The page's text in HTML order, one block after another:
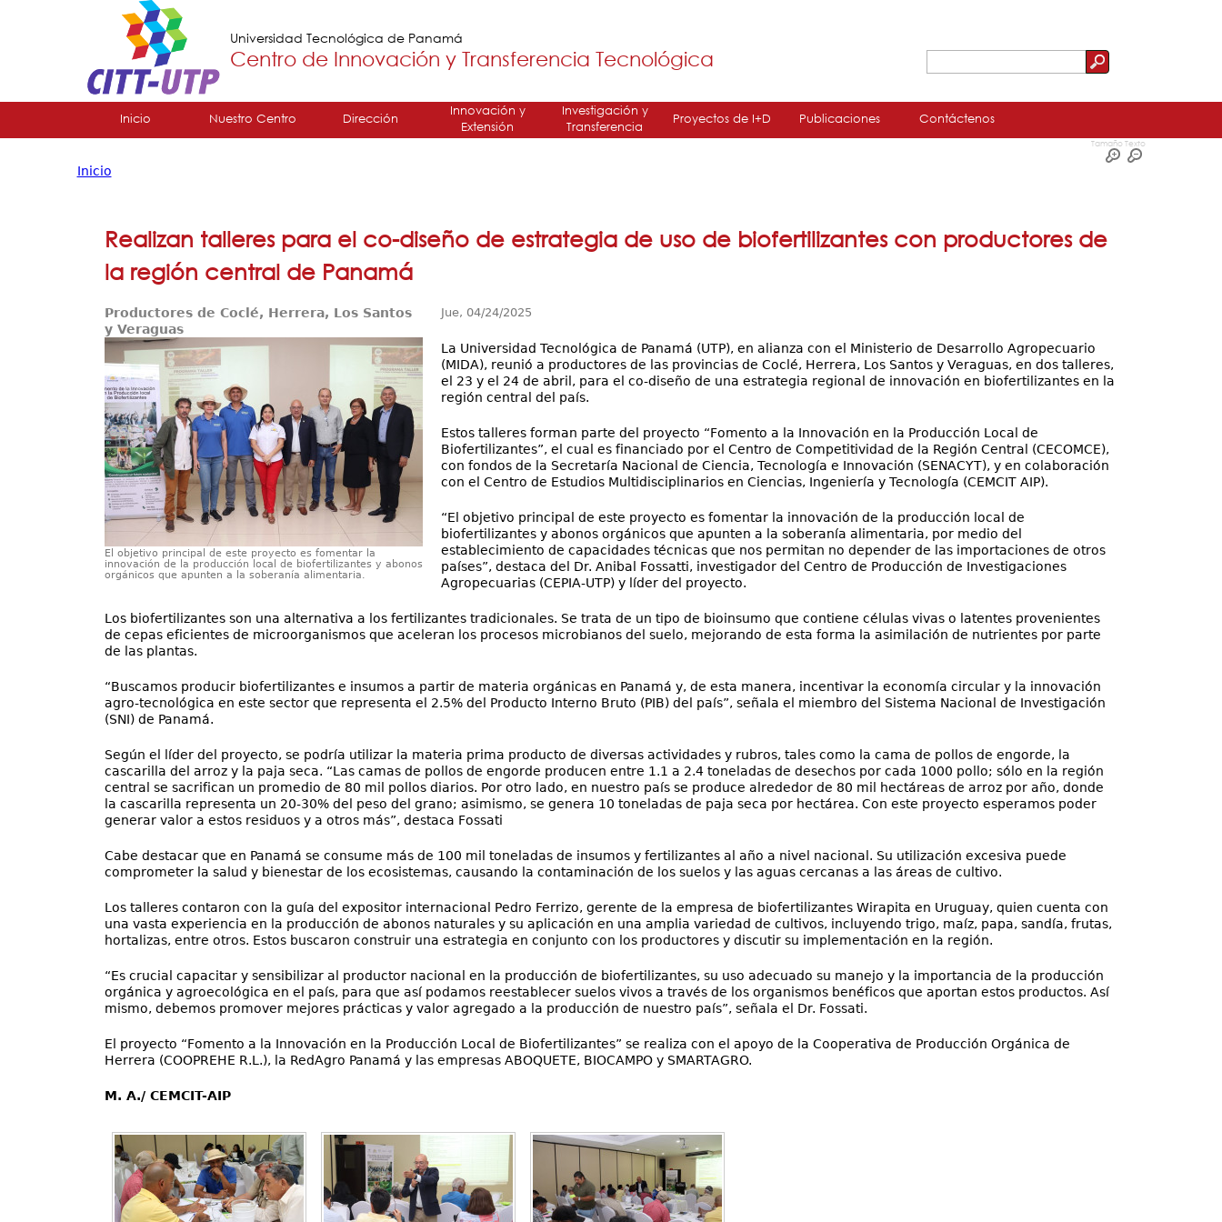
de
Universidad Tecnológica de Panamá
Centro de Innovación y Transferencia Tecnológica
Tropical
Principal
Inicio Nuestro Centro Dirección
Innovación y
Extensión
Investigación y
Transferencia
Proyectos de I+D Publicaciones Contáctenos
Tamaño Texto
está
aquí
Inicio
Realizan talleres para el co-diseño de estrategia de uso de biofertilizantes con productores de
la región central de Panamá
Productores de Coclé, Herrera, Los Santos
y Veraguas
El objetivo principal de este proyecto es fomentar la
innovación de la producción local de biofertilizantes y abonos
orgánicos que apunten a la soberanía alimentaria.
Jue, 04/24/2025
La Universidad Tecnológica de Panamá (UTP), en alianza con el Ministerio de Desarrollo Agropecuario
(MIDA), reunió a productores de las provincias de Coclé, Herrera, Los Santos y Veraguas, en dos talleres,
el 23 y el 24 de abril, para el co-diseño de una estrategia regional de innovación en biofertilizantes en la
región central del país.
Estos talleres forman parte del proyecto “Fomento a la Innovación en la Producción Local de
Biofertilizantes”, el cual es financiado por el Centro de Competitividad de la Región Central (CECOMCE),
con fondos de la Secretaría Nacional de Ciencia, Tecnología e Innovación (SENACYT), y en colaboración
con el Centro de Estudios Multidisciplinarios en Ciencias, Ingeniería y Tecnología (CEMCIT AIP).
“El objetivo principal de este proyecto es fomentar la innovación de la producción local de
biofertilizantes y abonos orgánicos que apunten a la soberanía alimentaria, por medio del
establecimiento de capacidades técnicas que nos permitan no depender de las importaciones de otros
países”, destaca del Dr. Anibal Fossatti, investigador del Centro de Producción de Investigaciones
Agropecuarias (CEPIA-UTP) y líder del proyecto.
Los biofertilizantes son una alternativa a los fertilizantes tradicionales. Se trata de un tipo de bioinsumo que contiene células vivas o latentes provenientes
de cepas eficientes de microorganismos que aceleran los procesos microbianos del suelo, mejorando de esta forma la asimilación de nutrientes por parte
de las plantas.
“Buscamos producir biofertilizantes e insumos a partir de materia orgánicas en Panamá y, de esta manera, incentivar la economía circular y la innovación
agro-tecnológica en este sector que representa el 2.5% del Producto Interno Bruto (PIB) del país”, señala el miembro del Sistema Nacional de Investigación
(SNI) de Panamá.
Según el líder del proyecto, se podría utilizar la materia prima producto de diversas actividades y rubros, tales como la cama de pollos de engorde, la
cascarilla del arroz y la paja seca. “Las camas de pollos de engorde producen entre 1.1 a 2.4 toneladas de desechos por cada 1000 pollo; sólo en la región
central se sacrifican un promedio de 80 mil pollos diarios. Por otro lado, en nuestro país se produce alrededor de 80 mil hectáreas de arroz por año, donde
la cascarilla representa un 20-30% del peso del grano; asimismo, se genera 10 toneladas de paja seca por hectárea. Con este proyecto esperamos poder
generar valor a estos residuos y a otros más”, destaca Fossati
Cabe destacar que en Panamá se consume más de 100 mil toneladas de insumos y fertilizantes al año a nivel nacional. Su utilización excesiva puede
comprometer la salud y bienestar de los ecosistemas, causando la contaminación de los suelos y las aguas cercanas a las áreas de cultivo.
Los talleres contaron con la guía del expositor internacional Pedro Ferrizo, gerente de la empresa de biofertilizantes Wirapita en Uruguay, quien cuenta con
una vasta experiencia en la producción de abonos naturales y su aplicación en una amplia variedad de cultivos, incluyendo trigo, maíz, papa, sandía, frutas,
hortalizas, entre otros. Estos buscaron construir una estrategia en conjunto con los productores y discutir su implementación en la región.
“Es crucial capacitar y sensibilizar al productor nacional en la producción de biofertilizantes, su uso adecuado su manejo y la importancia de la producción
orgánica y agroecológica en el país, para que así podamos reestablecer suelos vivos a través de los organismos benéficos que aportan estos productos. Así
mismo, debemos promover mejores prácticas y valor agregado a la producción de nuestro país”, señala el Dr. Fossati.
El proyecto “Fomento a la Innovación en la Producción Local de Biofertilizantes” se realiza con el apoyo de la Cooperativa de Producción Orgánica de
Herrera (COOPREHE R.L.), la RedAgro Panamá y las empresas ABOQUETE, BIOCAMPO y SMARTAGRO.
M. A./ CEMCIT-AIP